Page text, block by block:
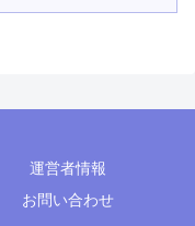
運営者情報
お問い合わせ